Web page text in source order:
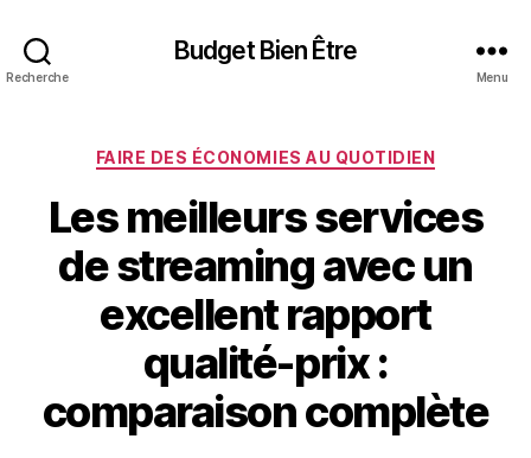
Recherche
Budget Bien Être
Menu
Catégories
FAIRE DES ÉCONOMIES AU QUOTIDIEN
Les meilleurs services
de streaming avec un
excellent rapport
qualité-prix :
comparaison complète